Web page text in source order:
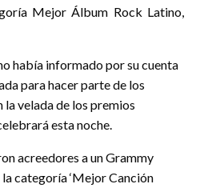
Mejor Álbum Rock Latino,
había informado por su cuenta
para hacer parte de los
velada de los premios
esta noche.
acreedores a un Grammy
categoría ‘Mejor Canción